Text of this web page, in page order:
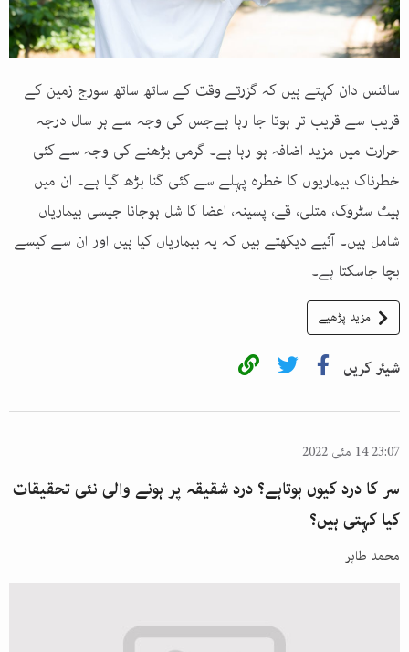
سائنس دان کہتے ہیں کہ گزرتے وقت کے ساتھ ساتھ سورج زمین کے
قریب سے قریب تر ہوتا جا رہا ہےجس کی وجہ سے ہر سال درجہ
حرارت میں مزید اضافہ ہو رہا ہے۔ گرمی بڑھنے کی وجہ سے کئی
خطرناک بیماریوں کا خطرہ پہلے سے کئی گنا بڑھ گیا ہے۔ ان میں
ہیٹ سٹروک، متلی، قے، پسینہ، اعضا کا شل ہوجانا جیسی بیماریاں
شامل ہیں۔ آئیے دیکھتے ہیں کہ یہ بیماریاں کیا ہیں اور ان سے کیسے
بچا جاسکتا ہے۔
مزید پڑھیے
شیئر کریں
23:07 14 مئی 2022
سر کا درد کیوں ہوتاہے؟ درد شقیقہ پر ہونے والی نئی تحقیقات
کیا کہتی ہیں؟
محمد طاہر